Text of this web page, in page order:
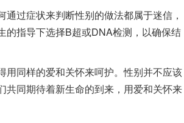
过症状来判断性别的做法都属于迷信，
的指导下选择B超或DNA检测，以确保结
同样的爱和关怀来呵护。性别并不应该
共同期待着新生命的到来，用爱和关怀来